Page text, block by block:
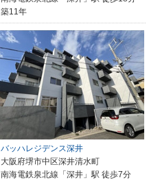
築11年
バッハレジデンス深井
大阪府堺市中区深井清水町
南海電鉄泉北線「深井」駅 徒歩7分